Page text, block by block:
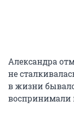
Александра
не
в жизни
воспринимали